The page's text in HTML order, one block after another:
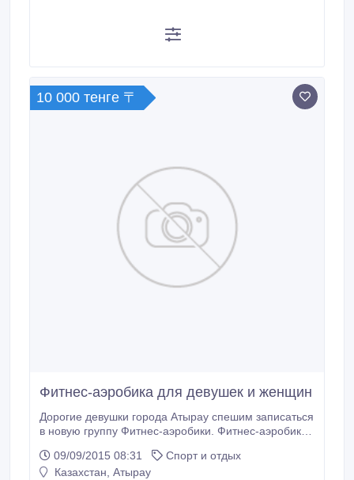
10 000 тенге 〒
Фитнес-аэробика для девушек и женщин
Дорогие девушки города Атырау спешим записаться
в новую группу Фитнес-аэробики. Фитнес-аэробика-
тонусе, улучшение внешних данных, правильная
осанка, красивая походка, музыкальность и чувство
09/09/2015 08:31
Спорт и отдых
Казахстан, Атырау